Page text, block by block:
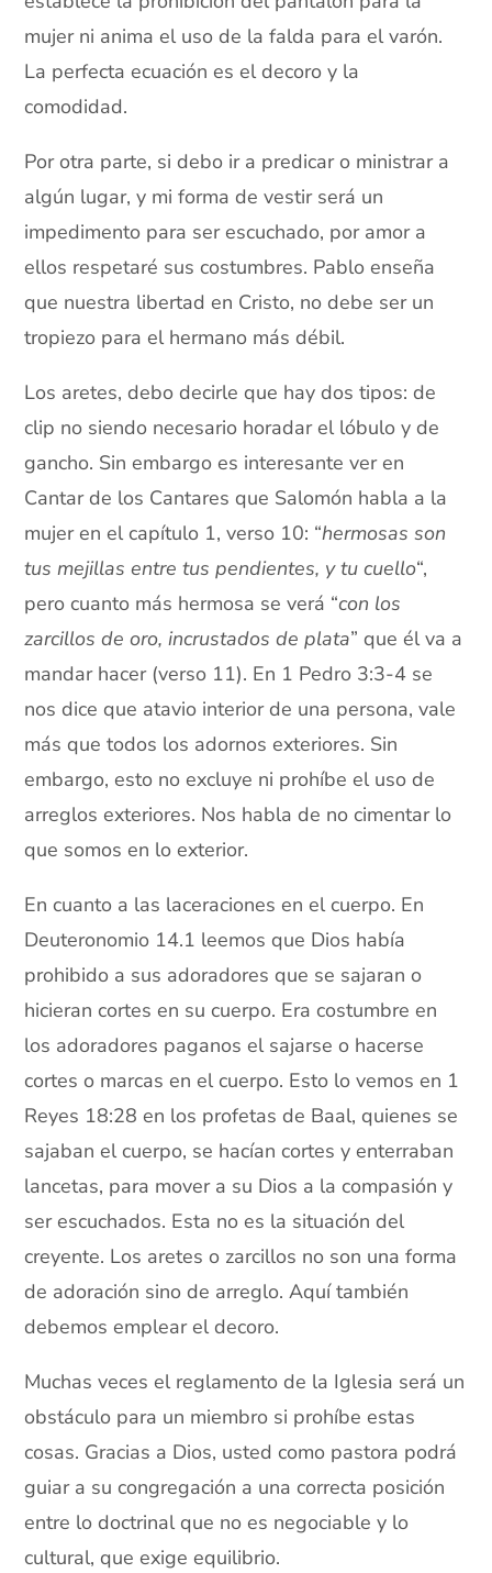
mujer ni anima el uso de la falda para el varón.
La perfecta ecuación es el decoro y la
comodidad.
Por otra parte, si debo ir a predicar o ministrar a
algún lugar, y mi forma de vestir será un
impedimento para ser escuchado, por amor a
ellos respetaré sus costumbres. Pablo enseña
que nuestra libertad en Cristo, no debe ser un
tropiezo para el hermano más débil.
Los aretes, debo decirle que hay dos tipos: de
clip no siendo necesario horadar el lóbulo y de
gancho. Sin embargo es interesante ver en
Cantar de los Cantares que Salomón habla a la
mujer en el capítulo 1, verso 10: “hermosas son
tus mejillas entre tus pendientes, y tu cuello“,
pero cuanto más hermosa se verá “con los
zarcillos de oro, incrustados de plata” que él va a
mandar hacer (verso 11). En 1 Pedro 3:3-4 se
nos dice que atavio interior de una persona, vale
más que todos los adornos exteriores. Sin
embargo, esto no excluye ni prohíbe el uso de
arreglos exteriores. Nos habla de no cimentar lo
que somos en lo exterior.
En cuanto a las laceraciones en el cuerpo. En
Deuteronomio 14.1 leemos que Dios había
prohibido a sus adoradores que se sajaran o
hicieran cortes en su cuerpo. Era costumbre en
los adoradores paganos el sajarse o hacerse
cortes o marcas en el cuerpo. Esto lo vemos en 1
Reyes 18:28 en los profetas de Baal, quienes se
sajaban el cuerpo, se hacían cortes y enterraban
lancetas, para mover a su Dios a la compasión y
ser escuchados. Esta no es la situación del
creyente. Los aretes o zarcillos no son una forma
de adoración sino de arreglo. Aquí también
debemos emplear el decoro.
Muchas veces el reglamento de la Iglesia será un
obstáculo para un miembro si prohíbe estas
cosas. Gracias a Dios, usted como pastora podrá
guiar a su congregación a una correcta posición
entre lo doctrinal que no es negociable y lo
cultural, que exige equilibrio.